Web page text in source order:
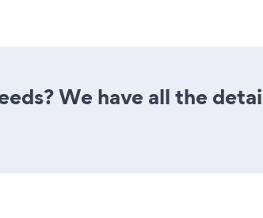
We have all the